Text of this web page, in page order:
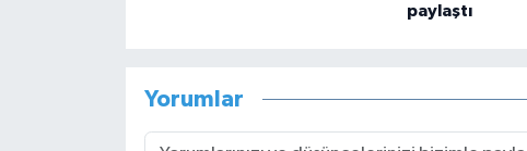
paylaştı
Yorumlar